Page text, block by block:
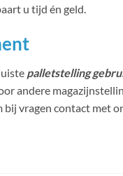
u tijd én geld.
palletstelling
andere
vragen contact met